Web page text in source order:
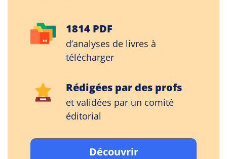
1814 PDF
d’analyses de livres à
télécharger
Rédigées par des profs
et validées par un comité
éditorial
Découvrir